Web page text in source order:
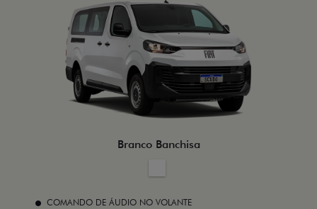
Branco Banchisa
COMANDO DE ÁUDIO NO VOLANTE